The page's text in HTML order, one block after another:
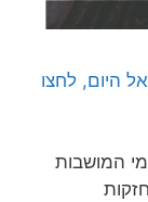
היום, לחצו
המושבות